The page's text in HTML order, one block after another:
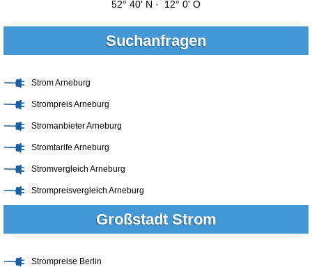
52° 40' N · 12° 0' O
Suchanfragen
Strom Arneburg
Strompreis Arneburg
Stromanbieter Arneburg
Stromtarife Arneburg
Stromvergleich Arneburg
Strompreisvergleich Arneburg
Großstadt Strom
Strompreise Berlin